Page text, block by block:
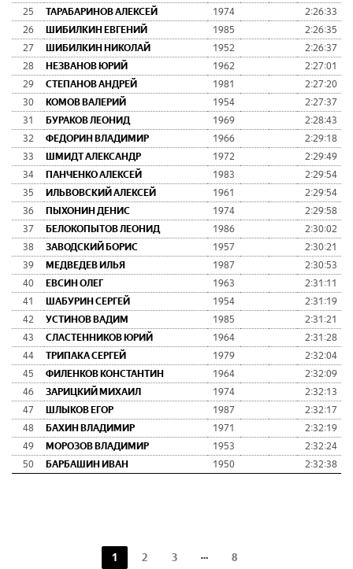
25
ТАРАБАРИНОВ АЛЕКСЕЙ 1974 2:26:33
26
ШИБИЛКИН ЕВГЕНИЙ 1985 2:26:35
27
ШИБИЛКИН НИКОЛАЙ 1952 2:26:37
28
НЕЗВАНОВ ЮРИЙ 1962 2:27:01
29
СТЕПАНОВ АНДРЕЙ 1981 2:27:20
30
КОМОВ ВАЛЕРИЙ 1954 2:27:37
31
БУРАКОВ ЛЕОНИД 1969 2:28:43
32
ФЕДОРИН ВЛАДИМИР 1966 2:29:18
33
ШМИДТ АЛЕКСАНДР 1972 2:29:49
34
ПАНЧЕНКО АЛЕКСЕЙ 1983 2:29:54
35
ИЛЬВОВСКИЙ АЛЕКСЕЙ 1961 2:29:54
36
ПЫХОНИН ДЕНИС 1974 2:29:58
37
БЕЛОКОПЫТОВ ЛЕОНИД 1986 2:30:02
38
ЗАВОДСКИЙ БОРИС 1957 2:30:21
39
МЕДВЕДЕВ ИЛЬЯ 1987 2:30:53
40
ЕВСИН ОЛЕГ 1963 2:31:11
41
ШАБУРИН СЕРГЕЙ 1954 2:31:19
42
УСТИНОВ ВАДИМ 1985 2:31:21
43
СЛАСТЕННИКОВ ЮРИЙ 1964 2:31:28
44
ТРИПАКА СЕРГЕЙ 1979 2:32:04
45
ФИЛЕНКОВ КОНСТАНТИН 1964 2:32:09
46
ЗАРИЦКИЙ МИХАИЛ 1974 2:32:13
47
ШЛЫКОВ ЕГОР 1987 2:32:17
48
БАХИН ВЛАДИМИР 1971 2:32:19
49
МОРОЗОВ ВЛАДИМИР 1953 2:32:24
50
БАРБАШИН ИВАН 1950 2:32:38
1 2 3 8